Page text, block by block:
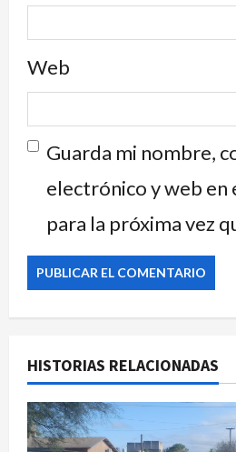
Web
Guarda mi nombre,
electrónico y web en
para la próxima vez
HISTORIAS RELACIONADAS